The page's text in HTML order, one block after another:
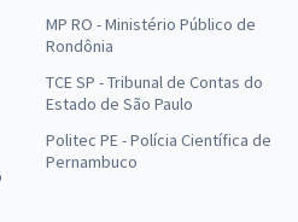
MP RO - Ministério Público de
Rondônia
TCE SP - Tribunal de Contas do
Estado de São Paulo
Politec PE - Polícia Científica de
Pernambuco